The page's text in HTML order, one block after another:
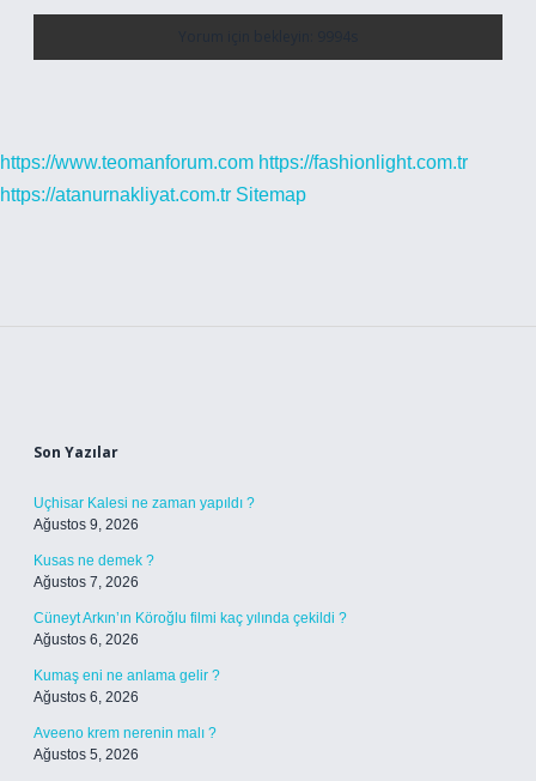
https://www.teomanforum.com https://fashionlight.com.tr
https://atanurnakliyat.com.tr Sitemap
Son Yazılar
Uçhisar Kalesi ne zaman yapıldı ?
Ağustos 9, 2026
Kusas ne demek ?
Ağustos 7, 2026
Cüneyt Arkın’ın Köroğlu filmi kaç yılında çekildi ?
Ağustos 6, 2026
Kumaş eni ne anlama gelir ?
Ağustos 6, 2026
Aveeno krem nerenin malı ?
Ağustos 5, 2026